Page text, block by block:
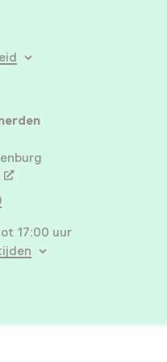
Opent in een nieuw tabblad
17:00 uur